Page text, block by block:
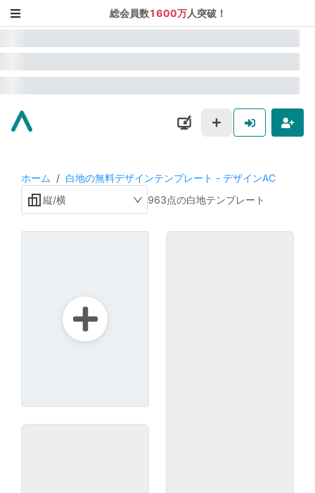
総会員数1600万人突破！
ホーム / 白地の無料デザインテンプレート - デザインAC
縦/横
963点の白地テンプレート